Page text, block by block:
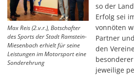
Max Reis (2.v.r.), Botschafter
des Sports der Stadt Ramstein-
Miesenbach erhielt für seine
Leistungen im Motorsport eine
Sonderehrung
so der
Erfolg sei
vonnöten
Partner
den
jeweilige